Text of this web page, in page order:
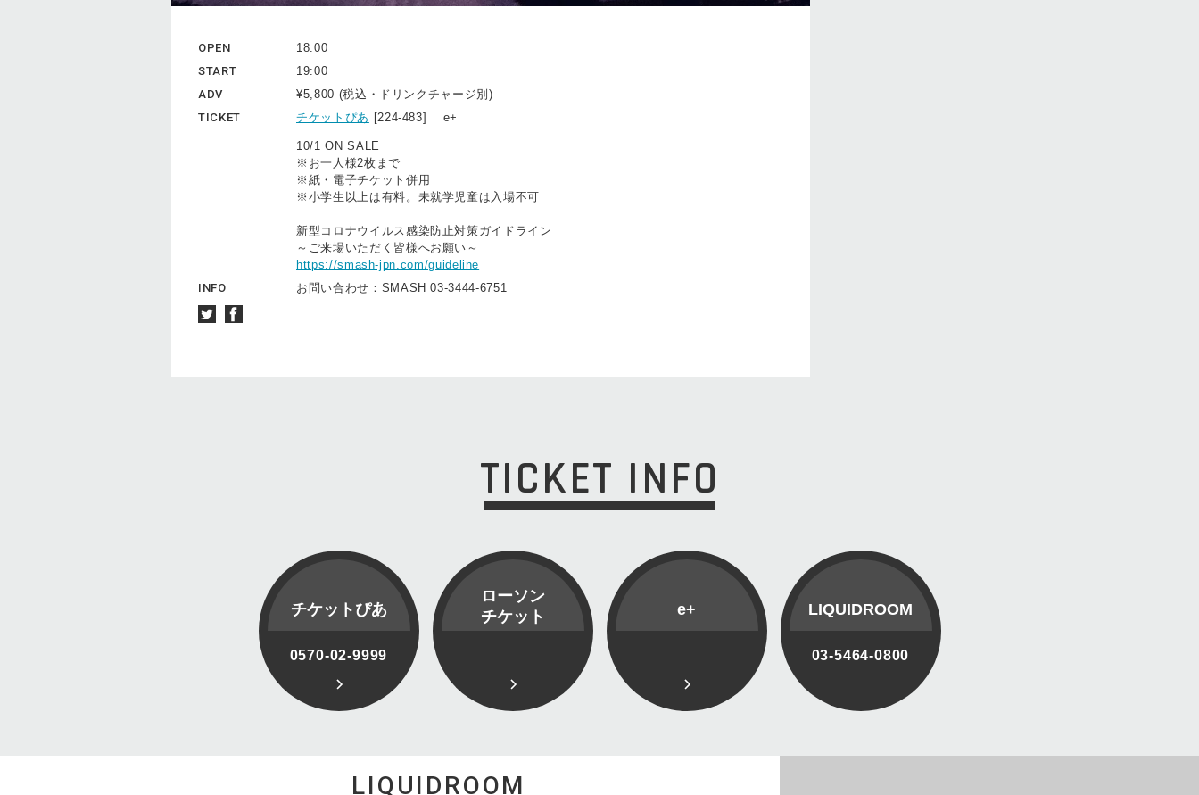
OPEN
18:00
START
19:00
ADV
¥5,800 (税込・ドリンクチャージ別)
TICKET
チケットぴあ [224-483] e+
10/1 ON SALE
※お一人様2枚まで
※紙・電子チケット併用
※小学生以上は有料。未就学児童は入場不可
新型コロナウイルス感染防止対策ガイドライン
～ご来場いただく皆様へお願い～
https://smash-jpn.com/guideline
INFO
お問い合わせ：SMASH 03-3444-6751
TICKET INFO
チケットぴあ
0570-02-9999
ローソン
チケット
e+ LIQUIDROOM
03-5464-0800
LIQUIDROOM